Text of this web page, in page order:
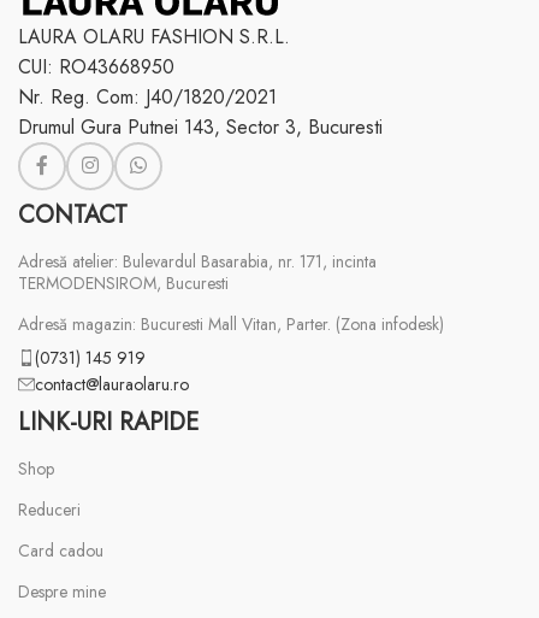
LAURA OLARU FASHION S.R.L.
CUI: RO43668950
Nr. Reg. Com: J40/1820/2021
Drumul Gura Putnei 143, Sector 3, Bucuresti
CONTACT
Adresă atelier: Bulevardul Basarabia, nr. 171, incinta
TERMODENSIROM, Bucuresti
Adresă magazin: Bucuresti Mall Vitan, Parter. (Zona infodesk)
(0731) 145 919
contact@lauraolaru.ro
LINK-URI RAPIDE
Shop
Reduceri
Card cadou
Despre mine